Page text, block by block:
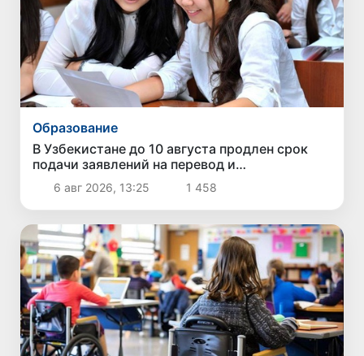
Образование
В Узбекистане до 10 августа продлен срок
подачи заявлений на перевод и
восстановление в негосударственные вузы
6 авг 2026, 13:25 1 458